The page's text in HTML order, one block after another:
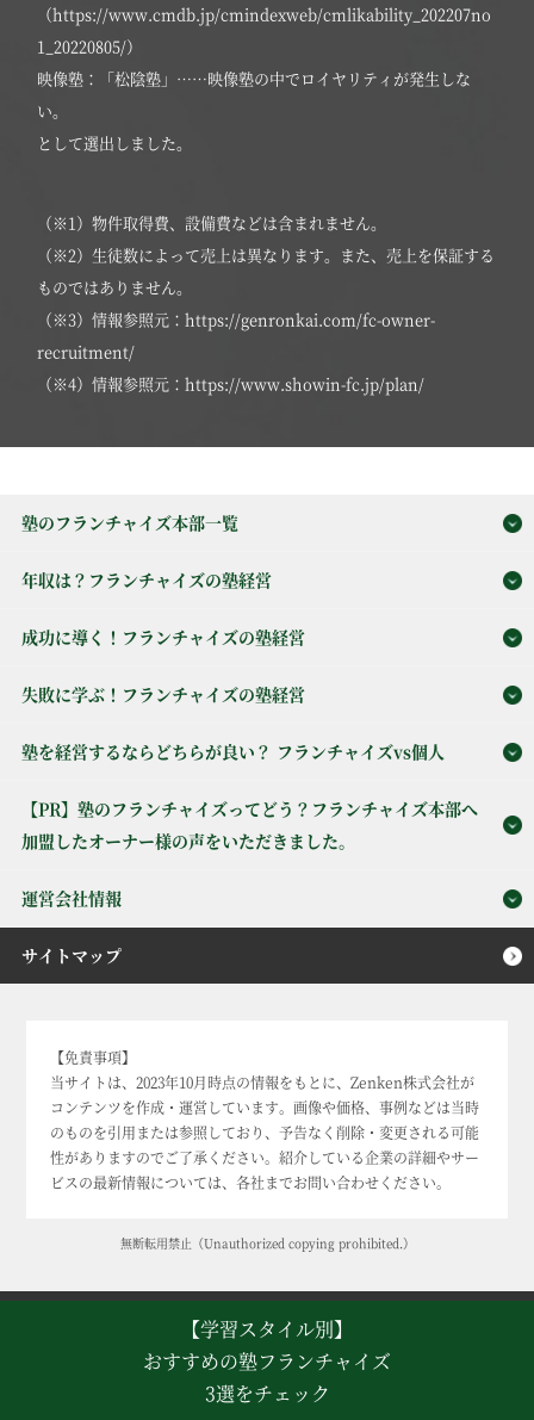
（https://www.cmdb.jp/cmindexweb/cmlikability_202207no
1_20220805/）
映像塾：「松陰塾」……映像塾の中でロイヤリティが発生しな
い。
として選出しました。
（※1）物件取得費、設備費などは含まれません。
（※2）生徒数によって売上は異なります。また、売上を保証する
ものではありません。
（※3）情報参照元：https://genronkai.com/fc-owner-
recruitment/
（※4）情報参照元：https://www.showin-fc.jp/plan/
【学習スタイル別】
おすすめの塾フランチャイズ
3選をチェック
塾のフランチャイズ本部一覧
年収は？フランチャイズの塾経営
成功に導く！フランチャイズの塾経営
失敗に学ぶ！フランチャイズの塾経営
塾を経営するならどちらが良い？ フランチャイズvs個人
【PR】塾のフランチャイズってどう？フランチャイズ本部へ
加盟したオーナー様の声をいただきました。
運営会社情報
サイトマップ
【免責事項】
当サイトは、2023年10月時点の情報をもとに、Zenken株式会社が
コンテンツを作成・運営しています。画像や価格、事例などは当時
のものを引用または参照しており、予告なく削除・変更される可能
性がありますのでご了承ください。紹介している企業の詳細やサー
ビスの最新情報については、各社までお問い合わせください。
無断転用禁止（Unauthorized copying prohibited.）
成功する学習塾フランチャイズの選び方ガイド｜稼ぎ塾